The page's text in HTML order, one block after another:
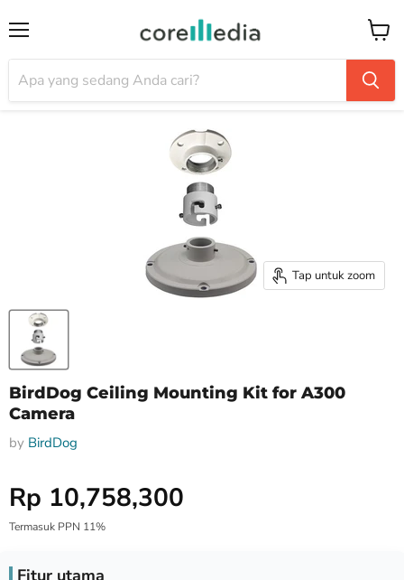
Tap untuk zoom
BirdDog Ceiling Mounting Kit for A300
Camera
by BirdDog
Harga Special
Rp 10,758,300
Termasuk PPN 11%
Fitur utama